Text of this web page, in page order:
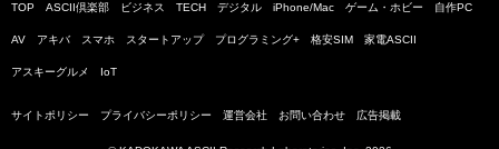
TOP ASCII倶楽部 ビジネス TECH デジタル iPhone/Mac ゲーム・ホビー 自作PC
AV アキバ スマホ スタートアップ プログラミング+ 格安SIM 家電ASCII
アスキーグルメ IoT
サイトポリシー プライバシーポリシー 運営会社 お問い合わせ 広告掲載